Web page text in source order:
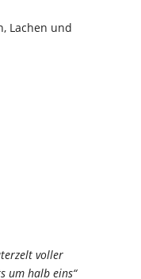
Lachen und
voller
um halb eins“